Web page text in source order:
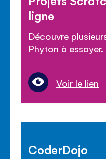
ligne
Découvre
Phyton à essayer.
Voir le lien
CoderDojo